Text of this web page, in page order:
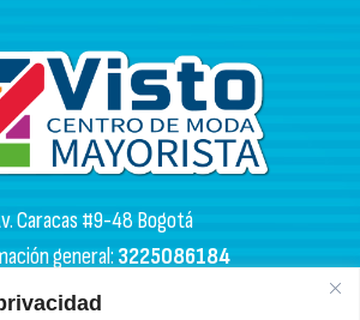
Caracas #9-48 Bogotá
general:3225086184
PQR:3102133050